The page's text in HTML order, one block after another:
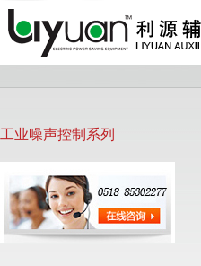
工业噪声控制系列